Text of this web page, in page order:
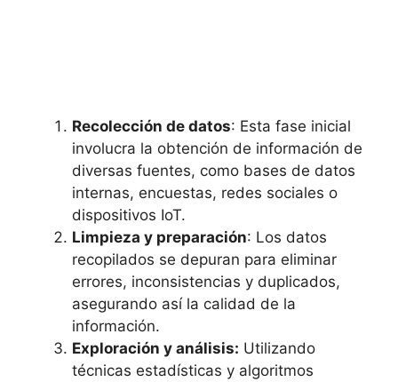
Recolección de datos: Esta fase inicial
involucra la obtención de información de
diversas fuentes, como bases de datos
internas, encuestas, redes sociales o
dispositivos IoT.
Limpieza y preparación: Los datos
recopilados se depuran para eliminar
errores, inconsistencias y duplicados,
asegurando así la calidad de la
información.
Exploración y análisis: Utilizando
técnicas estadísticas y algoritmos